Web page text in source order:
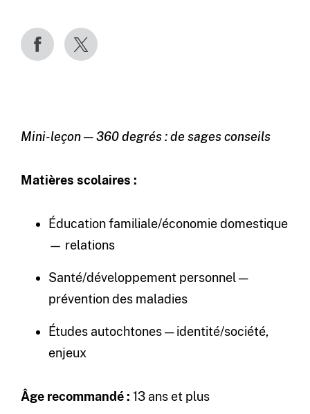
Mini-leçon — 360 degrés : de sages conseils
Matières scolaires :
Éducation familiale/économie domestique
— relations
Santé/développement personnel —
prévention des maladies
Études autochtones — identité/société,
enjeux
Âge recommandé : 13 ans et plus